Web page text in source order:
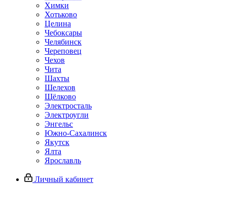
Химки
Хотьково
Целина
Чебоксары
Челябинск
Череповец
Чехов
Чита
Шахты
Шелехов
Щёлково
Электросталь
Электроугли
Энгельс
Южно-Сахалинск
Якутск
Ялта
Ярославль
Личный кабинет